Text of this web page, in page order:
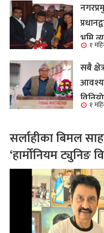
भूमि
कार्य
१
सबै
तामाङ
१
सर्लाहीका बिमल
‘हार्मोनियम ट्युनिङ
सम्मानित